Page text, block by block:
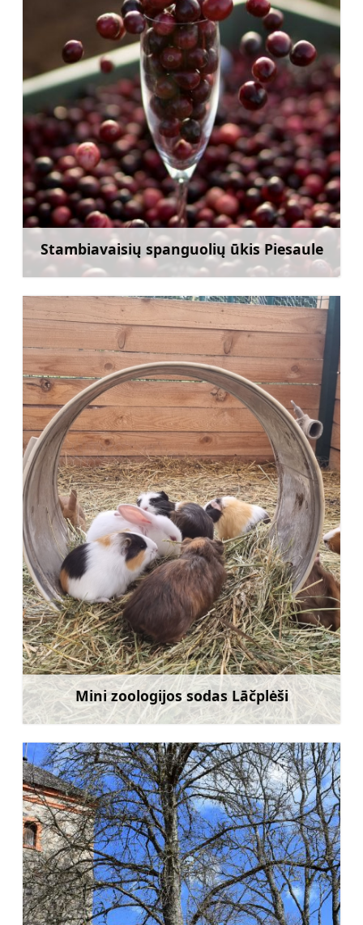
Stambiavaisių spanguolių ūkis Piesaule
Sužinoti daugiau
Mini zoologijos sodas Lāčplėši
Sužinoti daugiau